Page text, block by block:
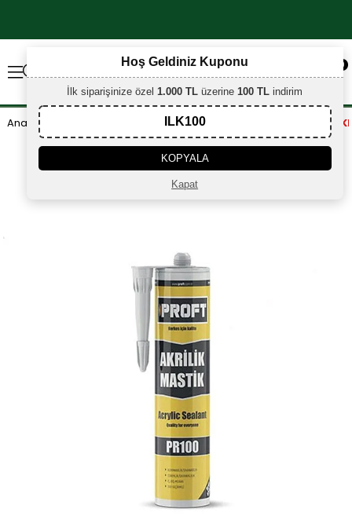
Hoş Geldiniz Kuponu
İlk siparişinize özel1.000 TL üzerine100 TL indirim
ILK100
KOPYALA
Kapat
0
Anasayfa Silikon ve Mastikler